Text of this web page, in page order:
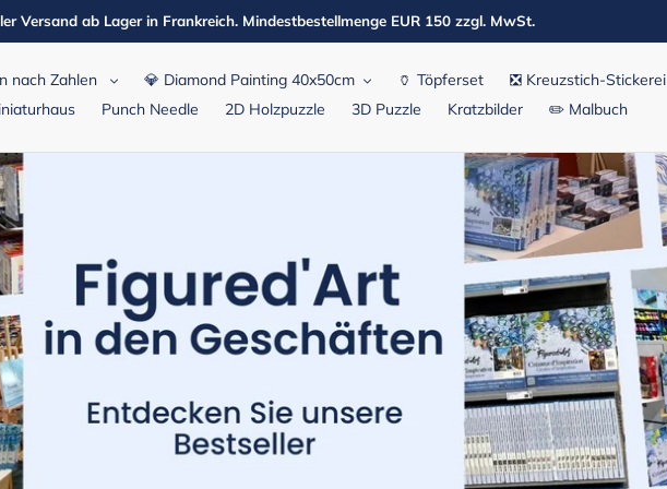
Versand ab Lager in Frankreich. Mindestbestellmenge EUR 150 zzgl. MwSt.
nach Zahlen 💎 Diamond Painting 40x50cm 🏺 Töpferset
❎ Kreuzstich-Stickerei
Punch Needle 2D Holzpuzzle 3D Puzzle Kratzbilder ✏️ Malbuch